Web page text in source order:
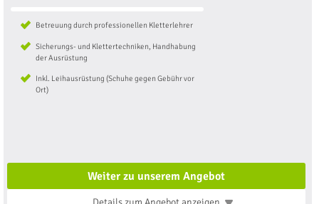
Betreuung durch professionellen Kletterlehrer
Sicherungs- und Klettertechniken, Handhabung
der Ausrüstung
Inkl. Leihausrüstung (Schuhe gegen Gebühr vor
Ort)
Weiter zu unserem Angebot